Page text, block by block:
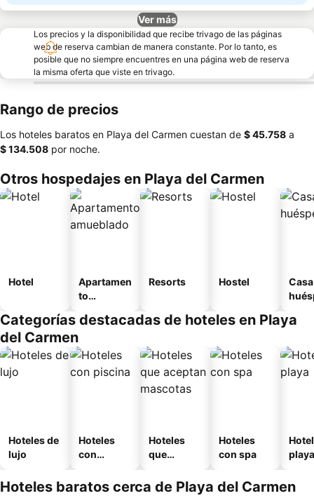
Ver más
Los precios y la disponibilidad que recibe trivago de las páginas
web de reserva cambian de manera constante. Por lo tanto, es
posible que no siempre encuentres en una página web de reserva
la misma oferta que viste en trivago.
Rango de precios
Los hoteles baratos en Playa del Carmen cuestan de ‎$ 45.758 a
‎$ 134.508 por noche.
Otros hospedajes en Playa del Carmen
Hotel
Apartamen
to
o
Resorts Hostel
Categorías destacadas de hoteles en Playa
del Carmen
Hoteles de
lujo
Hoteles
con
Hoteles
que
mascotas
Hoteles
con spa
playa
Hoteles baratos cerca de Playa del Carmen